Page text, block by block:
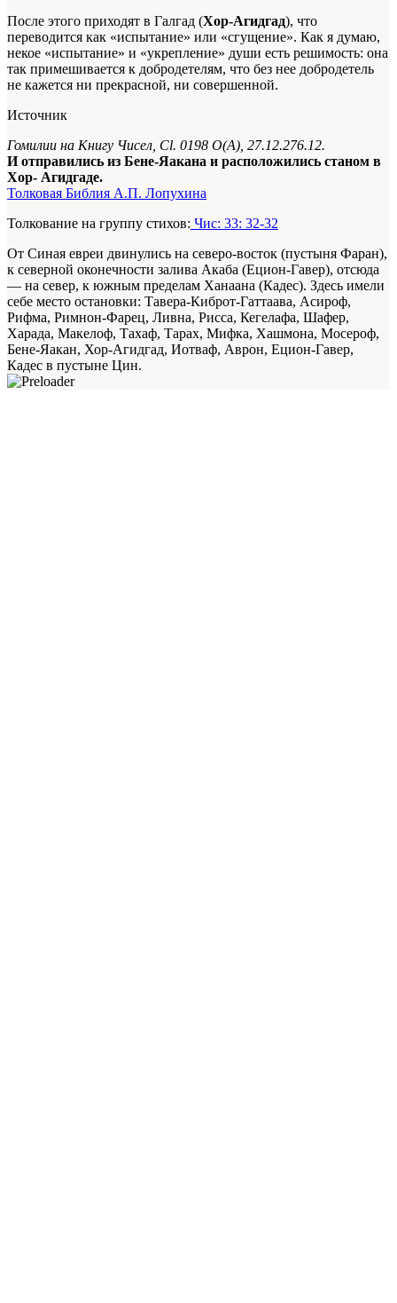
После этого приходят в Галгад (Хор-Агидгад), что
переводится как «испытание» или «сгущение». Как я думаю,
некое «испытание» и «укрепление» души есть решимость: она
так примешивается к добродетелям, что без нее добродетель
не кажется ни прекрасной, ни совершенной.
Источник
Гомилии на Книгу Чисел, Сl. 0198 О(А), 27.12.276.12.
И отправились из Бене-Яакана и расположились станом в
Хор- Агидгаде.
Толковая Библия А.П. Лопухина
Толкование на группу стихов: Чис: 33: 32-32
От Синая евреи двинулись на северо-восток (пустыня Фаран),
к северной оконечности залива Акаба (Ецион-Гавер), отсюда
— на север, к южным пределам Ханаана (Кадес). Здесь имели
себе место остановки: Тавера-Киброт-Гаттаава, Асироф,
Рифма, Римнон-Фарец, Ливна, Рисса, Кегелафа, Шафер,
Харада, Макелоф, Тахаф, Тарах, Мифка, Хашмона, Мосероф,
Бене-Яакан, Хор-Агидгад, Иотваф, Аврон, Ецион-Гавер,
Кадес в пустыне Цин.